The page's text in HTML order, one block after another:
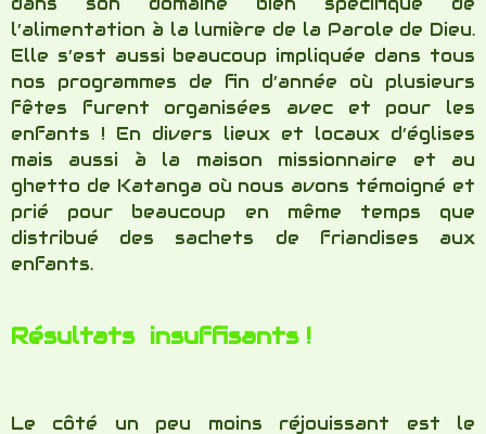
Le côté un peu moins réjouissant est le
résultat scolaire ce premier trimestre !
Presque tous nos enfants sont encore en
échec scolaire et le Pasteur Komi discernait
qu’ils ont tous besoin de soutien spirituel pour
leur libération et il proposait de les prendre
dans son camp de prière pour les prochaines
vacances ! Prions que cela soit réalisable, car
déplacer ! La foi triomphera encore !